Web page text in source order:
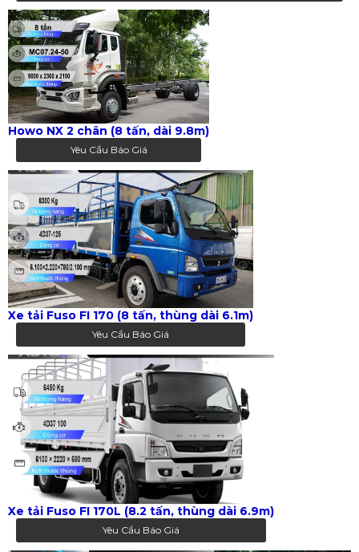
Howo NX 2 chân (8 tấn, dài 9.8m)
Yêu Cầu Báo Giá
Xe tải Fuso FI 170 (8 tấn, thùng dài 6.1m)
Yêu Cầu Báo Giá
Xe tải Fuso FI 170L (8.2 tấn, thùng dài 6.9m)
Yêu Cầu Báo Giá